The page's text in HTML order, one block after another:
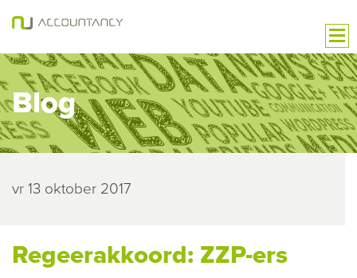
Blog
vr 13 oktober 2017
Regeerakkoord: ZZP-ers